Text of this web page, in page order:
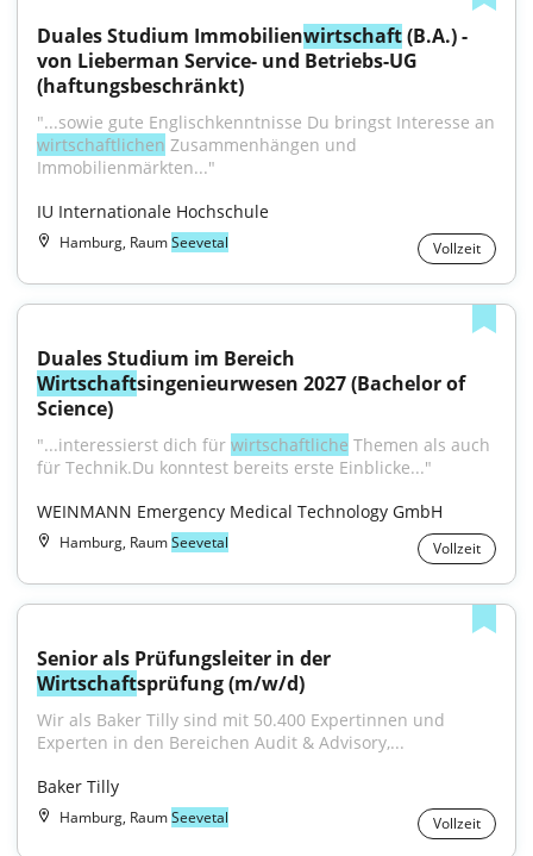
Duales Studium Immobilienwirtschaft (B.A.) -
von Lieberman Service- und Betriebs-UG
(haftungsbeschränkt)
wirtschaftlichen Zusammenhängen und
Immobilienmärkten..."
IU Internationale Hochschule
Hamburg, RaumSeevetal Vollzeit
Wirtschaftsingenieurwesen 2027 (Bachelor of
Science)
"...interessierst dich für wirtschaftliche Themen als auch
für Technik.Du konntest bereits erste Einblicke..."
WEINMANN Emergency Medical Technology GmbH
Hamburg, RaumSeevetal Vollzeit
Wirtschaftsprüfung (m/w/d)
Wir als Baker Tilly sind mit 50.400 Expertinnen und
Experten in den Bereichen Audit & Advisory,...
Baker Tilly
Hamburg, RaumSeevetal Vollzeit